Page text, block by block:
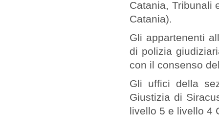
Catania, Tribunali
Catania).
Gli appartenenti
di polizia
con il consenso
Gli uffici della
Giustizia di
livello 5 e livello 4